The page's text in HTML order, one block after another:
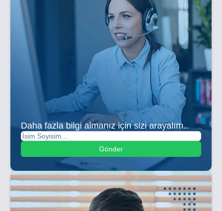
Daha fazla bilgi almanız için sizi arayalım..
Gönder